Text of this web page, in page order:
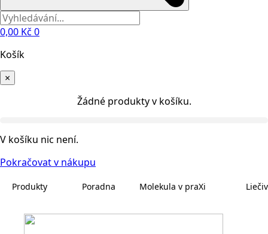
0,00 Kč 0
Košík
×
Žádné produkty v košíku.
V košíku nic není.
Pokračovat v nákupu
Produkty Poradna Molekula v praXi